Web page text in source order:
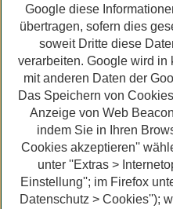
Google diese
übertragen, sofern dies
soweit Dritte diese
verarbeiten. Google wird in
mit anderen Daten der
Das Speichern von
Anzeige von Web
indem Sie in Ihren
Cookies akzeptieren''
unter ''Extras >
Einstellung''; im Firefox
Datenschutz > Cookies'');